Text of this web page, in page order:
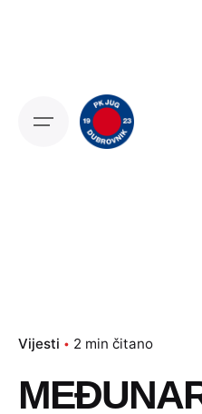
Vijesti 2 min čitano